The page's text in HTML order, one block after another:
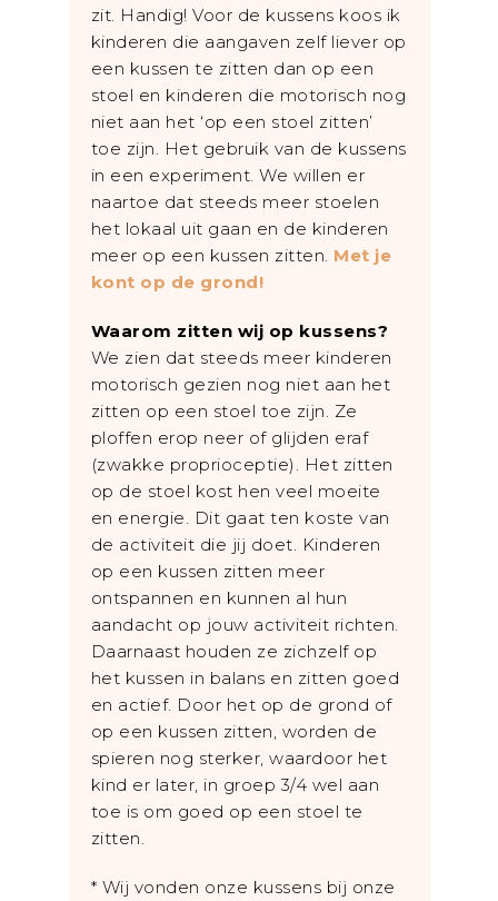
zit. Handig! Voor de kussens koos ik
kinderen die aangaven zelf liever op
een kussen te zitten dan op een
stoel en kinderen die motorisch nog
niet aan het ‘op een stoel zitten’
toe zijn. Het gebruik van de kussens
in een experiment. We willen er
naartoe dat steeds meer stoelen
het lokaal uit gaan en de kinderen
meer op een kussen zitten. Met je
kont op de grond!
Waarom zitten wij op kussens?
We zien dat steeds meer kinderen
motorisch gezien nog niet aan het
zitten op een stoel toe zijn. Ze
ploffen erop neer of glijden eraf
(zwakke proprioceptie). Het zitten
op de stoel kost hen veel moeite
en energie. Dit gaat ten koste van
de activiteit die jij doet. Kinderen
op een kussen zitten meer
ontspannen en kunnen al hun
aandacht op jouw activiteit richten.
Daarnaast houden ze zichzelf op
het kussen in balans en zitten goed
en actief. Door het op de grond of
op een kussen zitten, worden de
spieren nog sterker, waardoor het
kind er later, in groep 3/4 wel aan
toe is om goed op een stoel te
zitten.
* Wij vonden onze kussens bij onze